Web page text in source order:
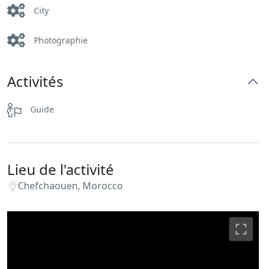
City
Photographie
Activités
Guide
Lieu de l'activité
Chefchaouen, Morocco